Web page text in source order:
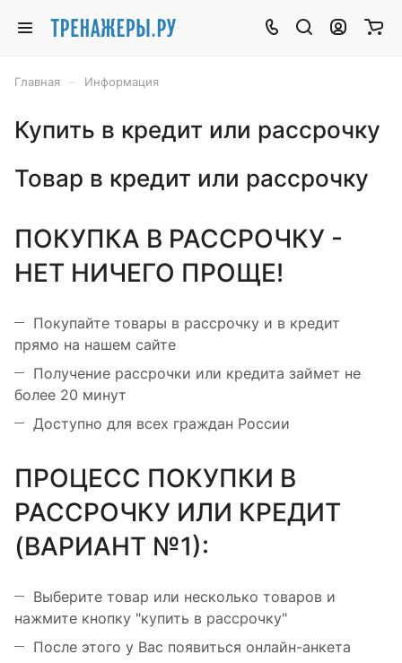
Главная Информация
Купить в кредит или рассрочку
Товар в кредит или рассрочку
ПОКУПКА В РАССРОЧКУ -
НЕТ НИЧЕГО ПРОЩЕ!
Покупайте товары в рассрочку и в кредит
прямо на нашем сайте
Получение рассрочки или кредита займет не
более 20 минут
Доступно для всех граждан России
ПРОЦЕСС ПОКУПКИ В
РАССРОЧКУ ИЛИ КРЕДИТ
(ВАРИАНТ №1):
Выберите товар или несколько товаров и
нажмите кнопку "купить в рассрочку"
После этого у Вас появиться онлайн-анкета